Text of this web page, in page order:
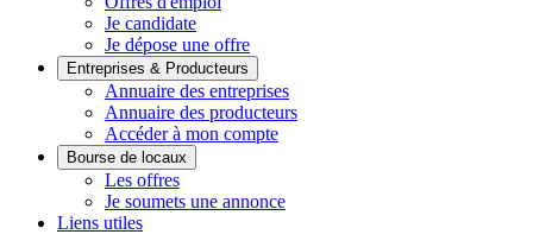
Je candidate
Je dépose une offre
Entreprises & Producteurs
Annuaire des entreprises
Annuaire des producteurs
Accéder à mon compte
Bourse de locaux
Les offres
Je soumets une annonce
Liens utiles